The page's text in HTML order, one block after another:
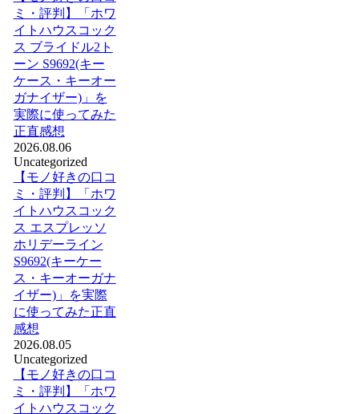
ミ・評判】「ホワ
イトハウスコック
ス ブライドル2ト
ーン S9692(キー
ケース・キーオー
ガナイザー)」を
実際に使ってみた
正直感想
2026.08.06
Uncategorized
【モノ好きの口コ
ミ・評判】「ホワ
イトハウスコック
ス エスプレッソ
ホリデーライン
S9692(キーケー
ス・キーオーガナ
イザー)」を実際
に使ってみた正直
感想
2026.08.05
Uncategorized
【モノ好きの口コ
ミ・評判】「ホワ
イトハウスコック